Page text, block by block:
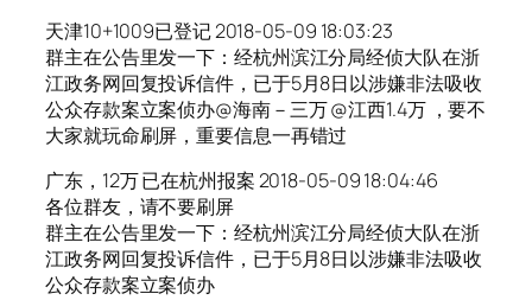
天津10+1009已登记 2018-05-09 18:03:23
群主在公告里发一下：经杭州滨江分局经侦大队在浙
江政务网回复投诉信件，已于5月8日以涉嫌非法吸收
公众存款案立案侦办@海南－三万 @江西1.4万 ，要不
大家就玩命刷屏，重要信息一再错过
广东，12万 已在杭州报案 2018-05-09 18:04:46
各位群友，请不要刷屏
群主在公告里发一下：经杭州滨江分局经侦大队在浙
江政务网回复投诉信件，已于5月8日以涉嫌非法吸收
公众存款案立案侦办